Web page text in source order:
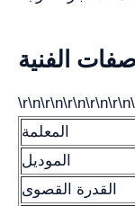
الفنية
المعلمة
الموديل
القدرة القصوى